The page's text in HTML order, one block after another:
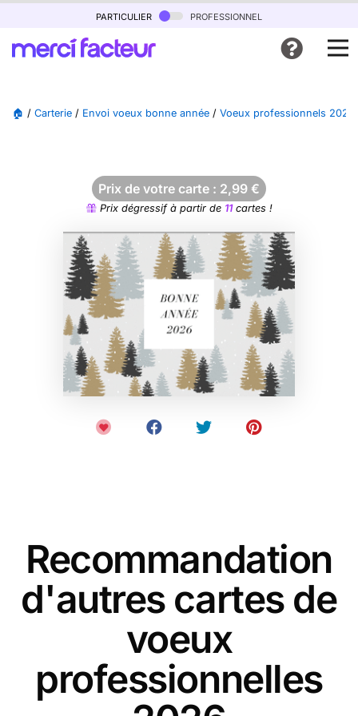
particulier professionnel
🏠 / Carterie / Envoi voeux bonne année / Voeux professionnels 2026
Prix de votre carte : 2,99 €
Prix dégressif à partir de 11cartes !
Recommandation
d'autres cartes de
voeux
professionnelles